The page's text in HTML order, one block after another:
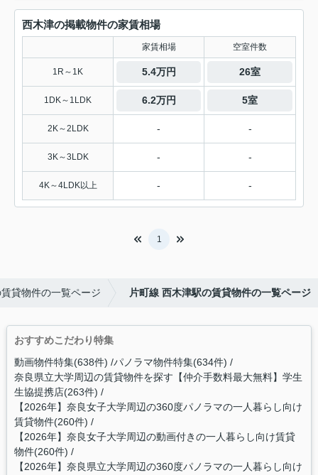
西木津の掲載物件の家賃相場
家賃相場 空室件数
1R～1K 5.4万円 26室
1DK～1LDK 6.2万円 5室
2K～2LDK - -
3K～3LDK - -
4K～4LDK以上 - -
1
貸物件の一覧ページ 片町線 西木津駅の賃貸物件の一覧ページ
おすすめこだわり特集
動画物件特集(638件) パノラマ物件特集(634件)
奈良県立大学周辺の賃貸物件を探す【仲介手数料最大無料】学生
生協提携店(263件)
【2026年】奈良女子大学周辺の360度パノラマの一人暮らし向け
賃貸物件(260件)
【2026年】奈良女子大学周辺の動画付きの一人暮らし向け賃貸
物件(260件)
【2026年】奈良県立大学周辺の360度パノラマの一人暮らし向け